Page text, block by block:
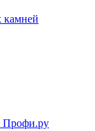
камней
Профи.ру